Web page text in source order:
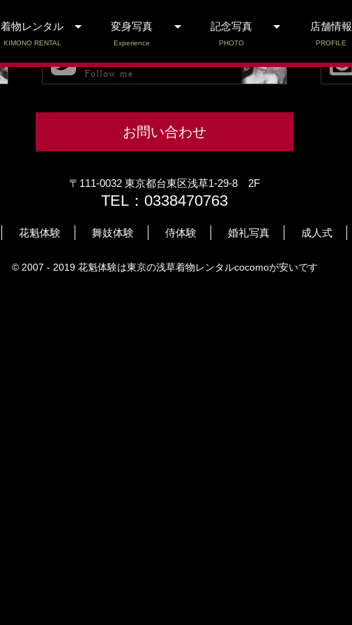
着物レンタル
KIMONO RENTAL
変身写真
Experience
記念写真
PHOTO
店舗情報
PROFILE
お問い合わせ
〒111-0032 東京都台東区浅草1-29-8 2F
TEL：0338470763
花魁体験 舞妓体験 侍体験 婚礼写真 成人式
© 2007 - 2019 花魁体験は東京の浅草着物レンタルcocomoが安いです